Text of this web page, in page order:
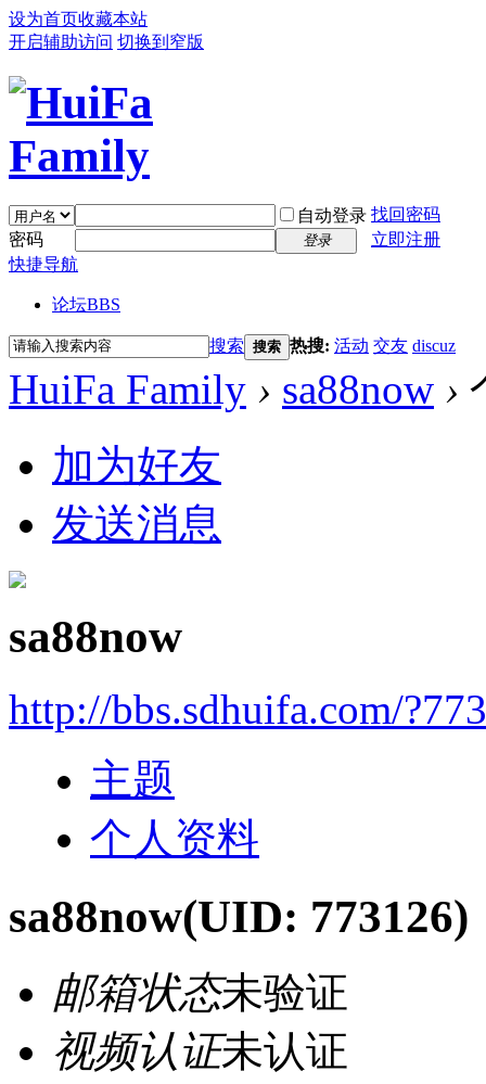
设为首页收藏本站
开启辅助访问 切换到窄版
自动登录 找回密码
密码
登录
立即注册
快捷导航
论坛BBS
搜索 搜索 热搜: 活动 交友 discuz
HuiFa Family › sa88now ›
加为好友
发送消息
sa88now
http://bbs.sdhuifa.com/
主题
个人资料
sa88now(UID: 773126)
邮箱状态未验证
视频认证未认证